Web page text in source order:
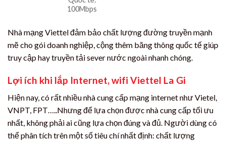
100Mbps
Nhà mạng Viettel đảm bảo chất lượng đường truyền mạnh
mẽ cho gói doanh nghiệp, cộng thêm băng thông quốc tế giúp
truy cập hay truyền tải sever nước ngoài nhanh chóng.
Lợi ích khi lắp Internet, wifi Viettel La Gi
Hiện nay, có rất nhiều nhà cung cấp mạng internet như Vietel,
VNPT, FPT…..Nhưng để lựa chọn được nhà cung cấp tối ưu
nhất, không phải ai cũng lựa chọn đúng và đủ. Người dùng có
thể phân tích trên một số tiêu chí nhất định: chất lượng